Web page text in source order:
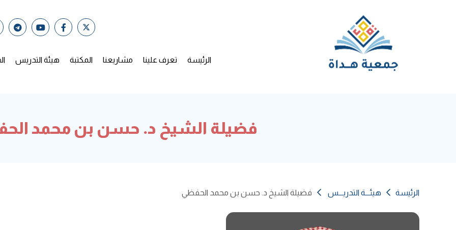
الرئيسة تعرف علينا مشاريعنا المكتبة هيئة التدريس
فضيلة الشيخ د. حسن بن محمد
الرئيسة هيئـــة التدريـــس فضيلة الشيخ د. حسن بن محمد الحفظي